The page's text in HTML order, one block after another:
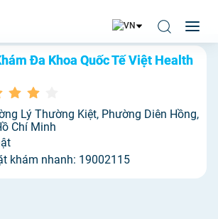
Đa Khoa Quốc Tế Việt Health
Lý Thường Kiệt, Phường Diên Hồng,
Chí Minh
khám nhanh: 19002115